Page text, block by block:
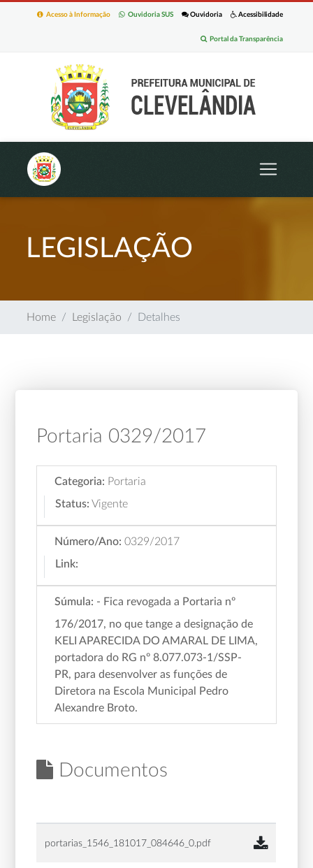
Acessibilidade
Ouvidoria
Ouvidoria SUS
Acesso à Informação
Portal da Transparência
LEGISLAÇÃO
Home Legislação Detalhes
Portaria 0329/2017
Categoria: Portaria
Status: Vigente
Número/Ano: 0329/2017
Link:
Súmula: - Fica revogada a Portaria nº
176/2017, no que tange a designação de
KELI APARECIDA DO AMARAL DE LIMA,
portadora do RG nº 8.077.073-1/SSP-
PR, para desenvolver as funções de
Diretora na Escola Municipal Pedro
Alexandre Broto.
Documentos
portarias_1546_181017_084646_0.pdf